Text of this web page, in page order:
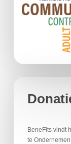
BeneFits vindt
te